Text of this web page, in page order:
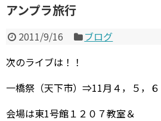
アンプラ旅行
2011/9/16
ブログ
次のライブは！！
一橋祭（天下市）⇒11月４，５，６
会場は東1号館１２０７教室＆